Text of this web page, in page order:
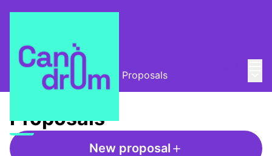
L'Alzina i el Canòdrom Proposals
Proposals
New proposal